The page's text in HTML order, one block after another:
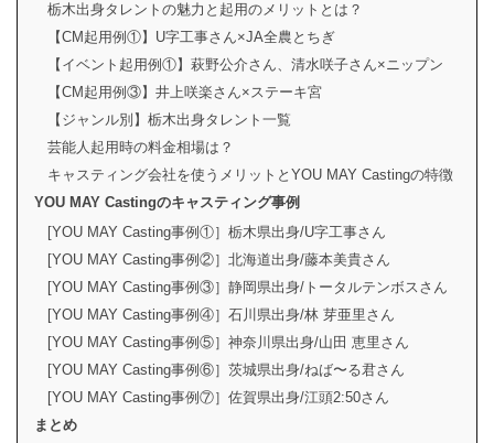
栃木出身タレントの魅力と起用のメリットとは？
【CM起用例①】U字工事さん×JA全農とちぎ
【イベント起用例①】萩野公介さん、清水咲子さん×ニップン
【CM起用例③】井上咲楽さん×ステーキ宮
【ジャンル別】栃木出身タレント一覧
芸能人起用時の料金相場は？
キャスティング会社を使うメリットとYOU MAY Castingの特徴
YOU MAY Castingのキャスティング事例
[YOU MAY Casting事例①］栃木県出身/U字工事さん
[YOU MAY Casting事例②］北海道出身/藤本美貴さん
[YOU MAY Casting事例③］静岡県出身/トータルテンボスさん
[YOU MAY Casting事例④］石川県出身/林 芽亜里さん
[YOU MAY Casting事例⑤］神奈川県出身/山田 恵里さん
[YOU MAY Casting事例⑥］茨城県出身/ねば〜る君さん
[YOU MAY Casting事例⑦］佐賀県出身/江頭2:50さん
まとめ